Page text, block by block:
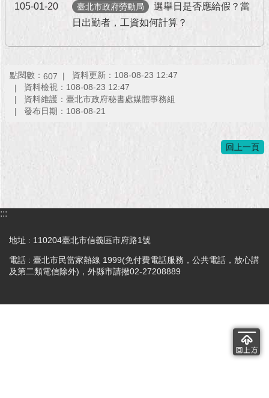
105-01-20 臺北市政府勞動局
選舉日是否應給假？當
日出勤者，工資如何計算？
點閱數： 607
資料更新：108-08-23 12:47
資料檢視：108-08-23 12:47
資料維護：臺北市政府秘書處媒體事務組
發布日期：108-08-21
回上一頁
:::
地址 : 110204臺北市信義區市府路1號
電話 : 臺北市民當家熱線 1999(免付費電話服務，公共電話，放心講
及第二類電信除外)，外縣市請撥02-27208889